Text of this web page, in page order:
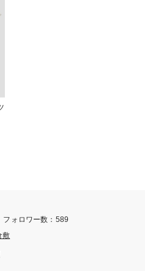
ォロワー数：589
敷